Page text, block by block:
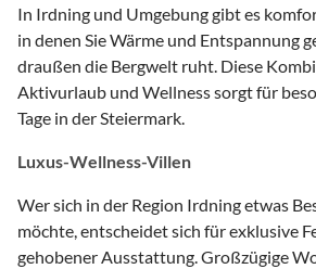
In Irdning und Umgebung gibt es
in denen Sie Wärme und Entspannung
draußen die Bergwelt ruht. Diese
Aktivurlaub und Wellness sorgt für
Tage in der Steiermark.
Luxus-Wellness-Villen
Wer sich in der Region Irdning etwas
möchte, entscheidet sich für exklusive
gehobener Ausstattung. Großzügige